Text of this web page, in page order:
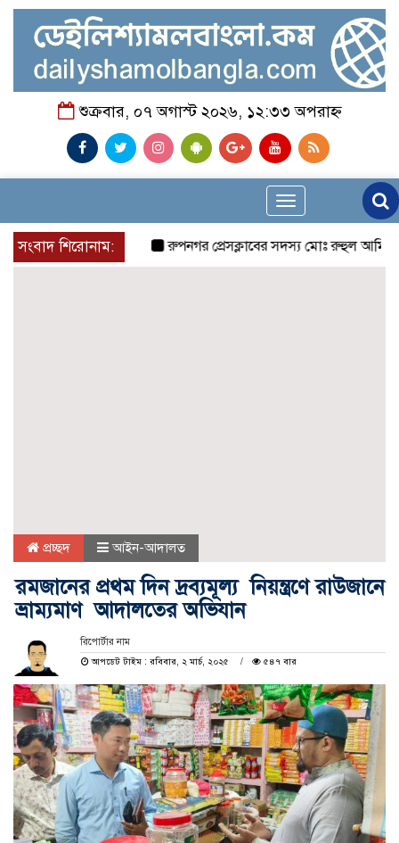
শুক্রবার, ০৭ অগাস্ট ২০২৬, ১২:৩৩ অপরাহ্ন
Toggle
navigation
সংবাদ শিরোনাম:
রুপনগর প্রেসক্লাবের সদস্য মোঃ রুহুল আমিন এর
প্রচ্ছদ আইন-আদালত
রমজানের প্রথম দিন দ্রব্যমূল্য নিয়ন্ত্রণে রাউজানে
ভ্রাম্যমাণ আদালতের অভিযান
রিপোর্টার নাম
আপডেট টাইম : রবিবার, ২ মার্চ, ২০২৫
৫৪৭ বার